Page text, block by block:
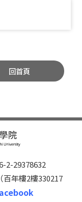
回首頁
2-29378632
年樓2樓330217